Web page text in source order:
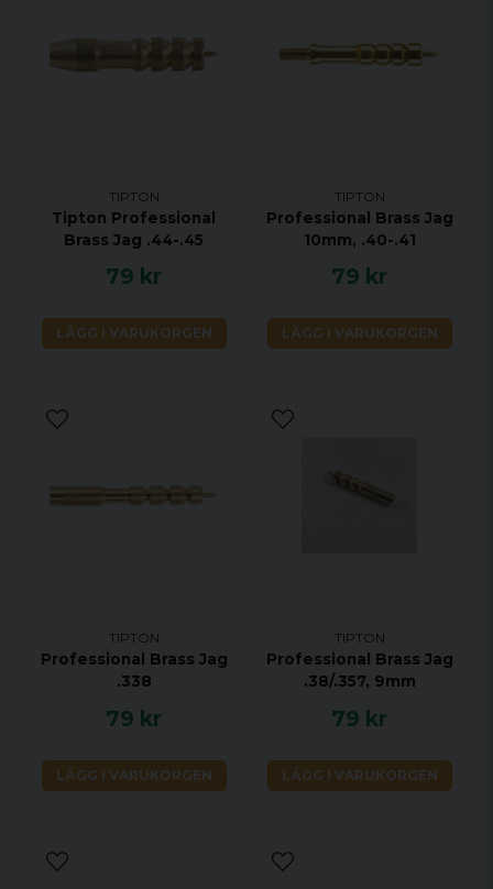
TIPTON
Tipton Professional
Brass Jag .44-.45
79 kr
LÄGG I VARUKORGEN
TIPTON
Professional Brass Jag
10mm, .40-.41
79 kr
LÄGG I VARUKORGEN
TIPTON
Professional Brass Jag
.338
79 kr
LÄGG I VARUKORGEN
TIPTON
Professional Brass Jag
.38/.357, 9mm
79 kr
LÄGG I VARUKORGEN